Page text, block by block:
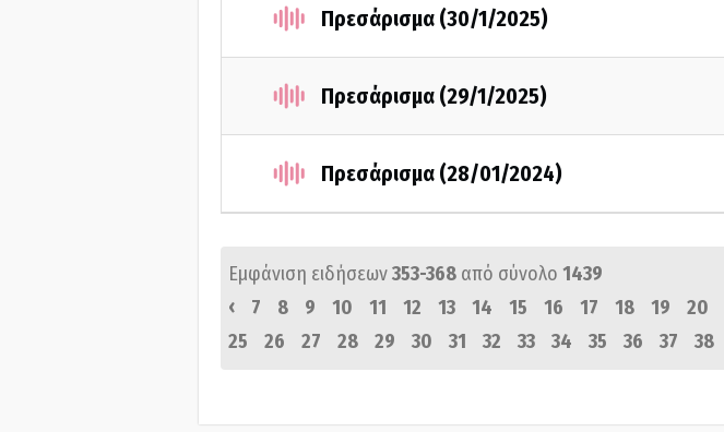
Πρεσάρισμα (30/1/2025)
Πρεσάρισμα (29/1/2025)
Πρεσάρισμα (28/01/2024)
Εμφάνιση ειδήσεων353-368 από σύνολο 1439
‹
7 8 9 10 11 12 13 14 15 16 17 18 19 20
25
26 27 28 29 30 31 32 33 34 35 36 37 38